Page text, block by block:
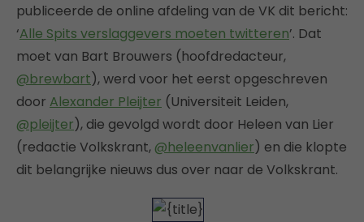
publiceerde de online afdeling van de VK dit bericht:
‘Alle Spits verslaggevers moeten twitteren’. Dat
moet van Bart Brouwers (hoofdredacteur,
@brewbart), werd voor het eerst opgeschreven
door Alexander Pleijter (Universiteit Leiden,
@pleijter), die gevolgd wordt door Heleen van Lier
(redactie Volkskrant, @heleenvanlier) en die klopte
dit belangrijke nieuws dus over naar de Volkskrant.